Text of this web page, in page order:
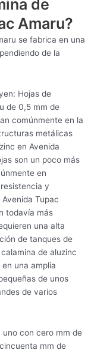
de
Amaru?
se fabrica en una
de la
Hojas de
de 0,5 mm de
comúnmente en la
metálicas
en Avenida
son un poco más
en
y
Tupac
todavía más
una alta
de tanques de
de aluzinc
una amplia
de unos
de varios
uno con cero mm de
mm de